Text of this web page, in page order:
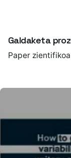
Galdaketa
Paper zientifikoa